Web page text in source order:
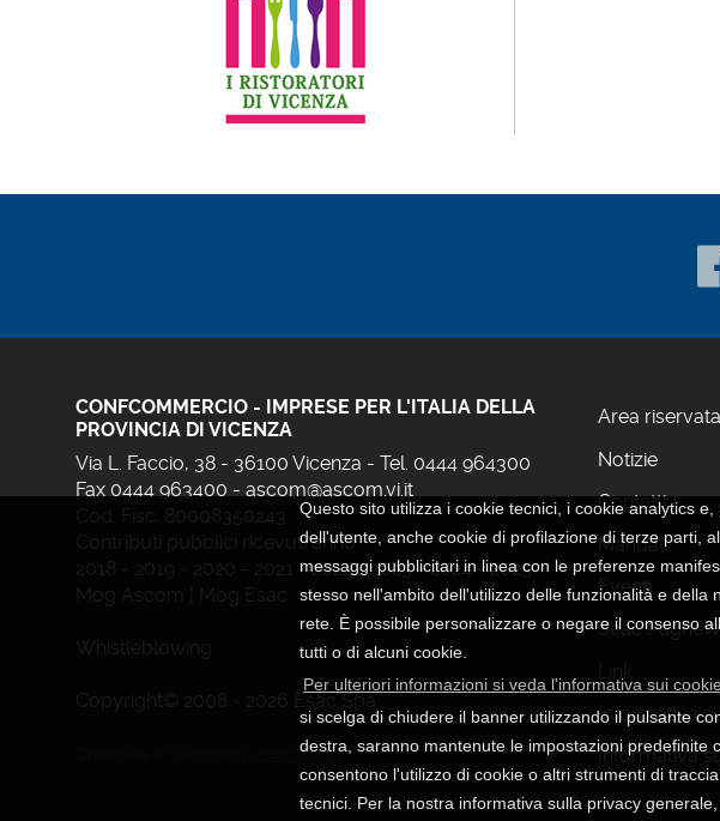
Questo sito utilizza i cookie tecnici, i cookie analytics
dell'utente, anche cookie di profilazione di terze parti,
messaggi pubblicitari in linea con le preferenze
stesso nell'ambito dell'utilizzo delle funzionalità e della
rete. È possibile personalizzare o negare il consenso
tutti o di alcuni cookie.
Per ulteriori informazioni si veda l'informativa sui cookie.
si scelga di chiudere il banner utilizzando il pulsante
destra, saranno mantenute le impostazioni predefinite
consentono l'utilizzo di cookie o altri strumenti di
tecnici. Per la nostra informativa sulla privacy
CONFCOMMERCIO - IMPRESE PER L'ITALIA DELLA
PROVINCIA DI VICENZA
Via L. Faccio, 38 - 36100 Vicenza - Tel. 0444 964300
Fax 0444 963400 - ascom@ascom.vi.it
Contributi pubblici ricevuti anno:
-2022-2023-2024-2025
Axera Digital
Area riservata
Notizie
Contatti
Manuali
Eventi
Seac
Informativa
Informativa